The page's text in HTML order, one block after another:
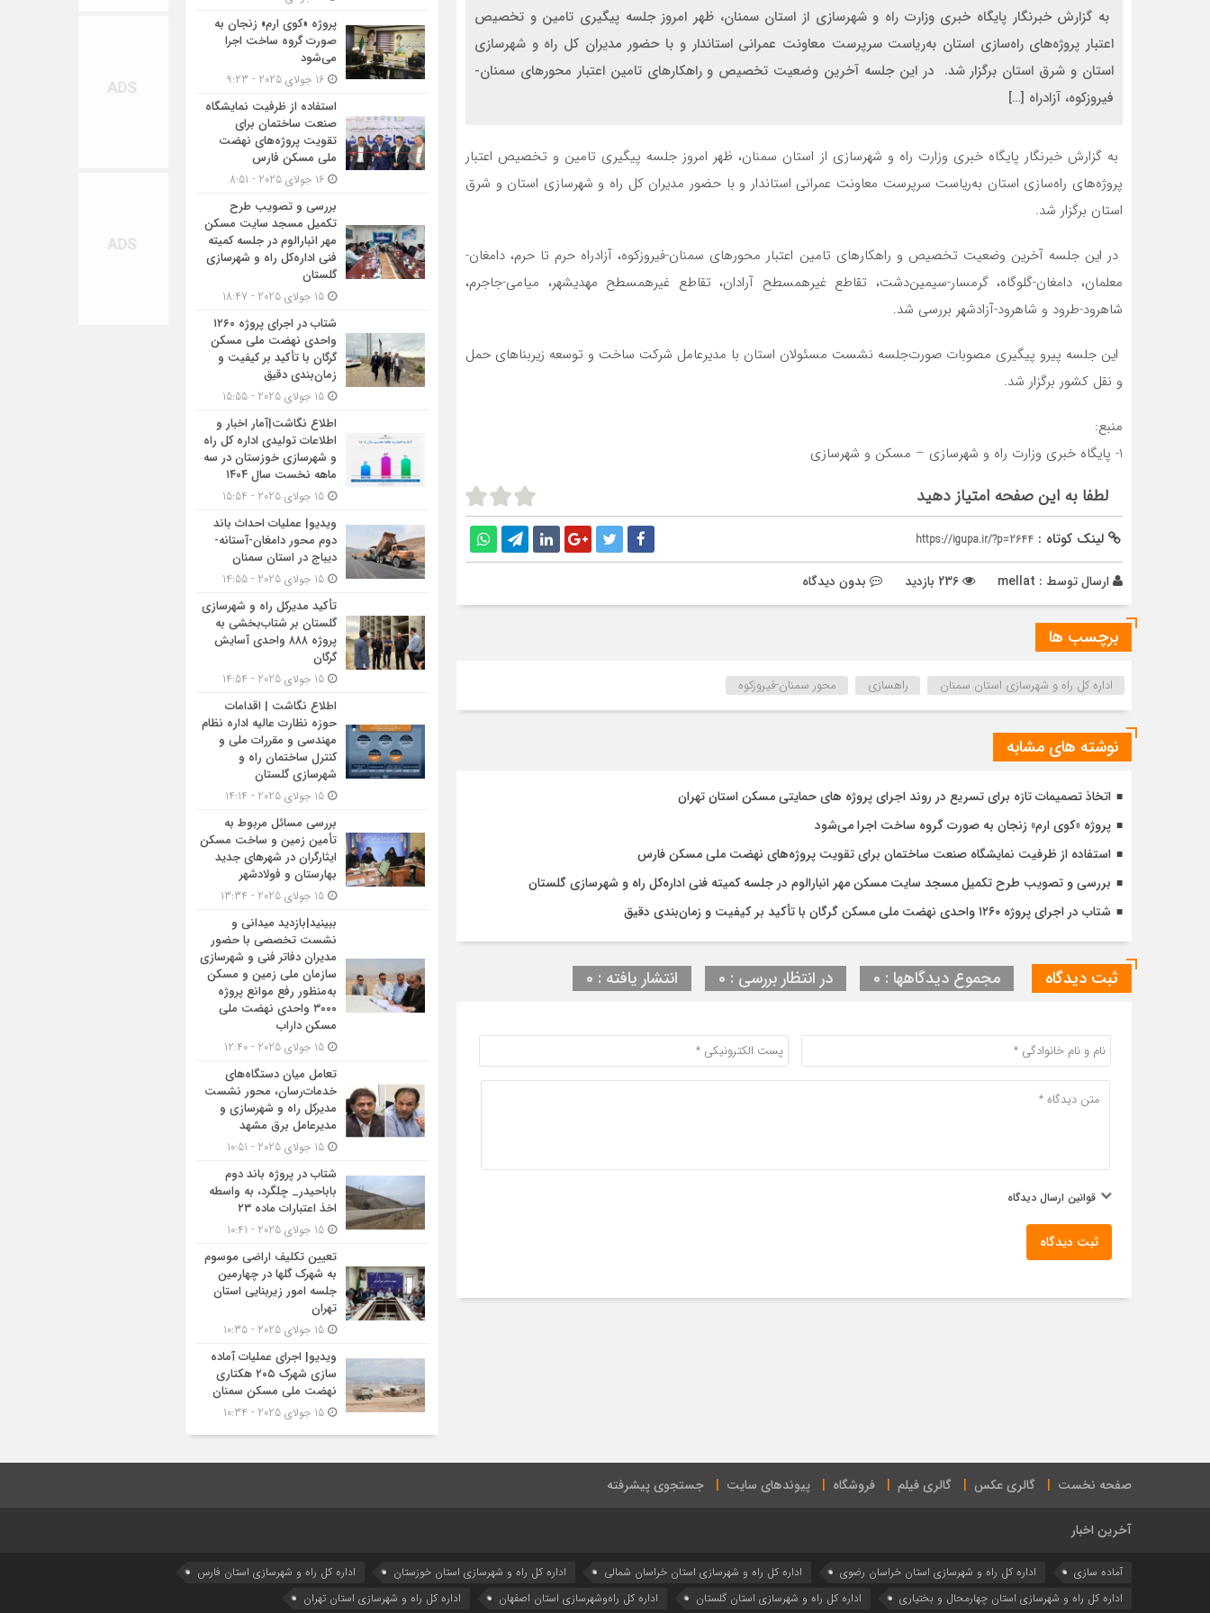
به گزارش خبرنگار پایگاه خبری وزارت راه و شهرسازی از استان سمنان، ظهر امروز جلسه پیگیری تامین و تخصیص
اعتبار پروژه‌های راه‌سازی استان به‌ریاست سرپرست معاونت عمرانی استاندار و با حضور مدیران کل راه و شهرسازی
استان و شرق استان برگزار شد. در این جلسه آخرین وضعیت تخصیص و راهکارهای تامین اعتبار محورهای سمنان-
فیروزکوه، آزادراه […]
به گزارش خبرنگار پایگاه خبری وزارت راه و شهرسازی از استان سمنان، ظهر امروز جلسه پیگیری تامین و تخصیص اعتبار
پروژه‌های راه‌سازی استان به‌ریاست سرپرست معاونت عمرانی استاندار و با حضور مدیران کل راه و شهرسازی استان و شرق
استان برگزار شد.
در این جلسه آخرین وضعیت تخصیص و راهکارهای تامین اعتبار محورهای سمنان-فیروزکوه، آزادراه حرم تا حرم، دامغان-
معلمان، دامغان-گلوگاه، گرمسار-سیمین‌دشت، تقاطع غیرهمسطح آرادان، تقاطع غیرهمسطح مهدیشهر، میامی-جاجرم،
شاهرود-طرود و شاهرود-آزادشهر بررسی شد.
این جلسه پیرو پیگیری مصوبات صورت‌جلسه نشست مسئولان استان با مدیرعامل شرکت ساخت و توسعه زیربناهای حمل
و نقل کشور برگزار شد.
منبع:
1- پایگاه خبری وزارت راه و شهرسازی – مسکن و شهرسازی
لطفا به این صفحه امتیاز دهید
لینک کوتاه : https://igupa.ir/?p=2644
ارسال توسط : mellat بدون دیدگاه
برچسب ها
اداره کل راه و شهرسازی استان سمنان راهسازی محور سمنان-فیروزکوه
نوشته های مشابه
اتخاذ تصمیمات تازه برای تسریع در روند اجرای پروژه های حمایتی مسکن استان تهران
پروژه «کوی ارم» زنجان به صورت گروه ساخت اجرا می‌شود
استفاده از ظرفیت نمایشگاه صنعت ساختمان برای تقویت پروژه‌های نهضت ملی مسکن فارس
بررسی و تصویب طرح تکمیل مسجد سایت مسکن مهر انبارالوم در جلسه کمیته فنی اداره‌کل راه و شهرسازی گلستان
شتاب در اجرای پروژه ۱۲۶۰ واحدی نهضت ملی مسکن گرگان با تأکید بر کیفیت و زمان‌بندی دقیق
ثبت دیدگاه مجموع دیدگاهها : 0 در انتظار بررسی : 0 انتشار یافته : 0
قوانین ارسال دیدگاه
ثبت دیدگاه
پروژه «کوی ارم» زنجان به
صورت گروه ساخت اجرا
می‌شود
استفاده از ظرفیت نمایشگاه
صنعت ساختمان برای
تقویت پروژه‌های نهضت
ملی مسکن فارس
بررسی و تصویب طرح
تکمیل مسجد سایت مسکن
مهر انبارالوم در جلسه کمیته
فنی اداره‌کل راه و شهرسازی
گلستان
شتاب در اجرای پروژه ۱۲۶۰
واحدی نهضت ملی مسکن
گرگان با تأکید بر کیفیت و
زمان‌بندی دقیق
اطلاع نگاشت|آمار اخبار و
اطلاعات تولیدی اداره کل راه
و شهرسازی خوزستان در سه
ماهه نخست سال ۱۴۰۴
ویدیو| عملیات احداث باند
دوم محور دامغان-آستانه-
دیباج در استان سمنان
تأکید مدیرکل راه و شهرسازی
گلستان بر شتاب‌بخشی به
پروژه ۸۸۸ واحدی آسایش
گرگان
اطلاع نگاشت | اقدامات
حوزه نظارت عالیه اداره نظام
مهندسی و مقررات ملی و
کنترل ساختمان راه و
شهرسازی گلستان
بررسی مسائل مربوط به
تأمین زمین و ساخت مسکن
ایثارگران در شهرهای جدید
بهارستان و فولادشهر
ببینید|بازدید میدانی و
نشست تخصصی با حضور
مدیران دفاتر فنی و شهرسازی
سازمان ملی زمین و مسکن
به‌منظور رفع موانع پروژه
۳۰۰۰ واحدی نهضت ملی
مسکن داراب
تعامل میان دستگاه‌های
خدمات‌رسان، محور نشست
مدیرکل راه و شهرسازی و
مدیرعامل برق مشهد
شتاب در پروژه باند دوم
باباحیدر_ چلگرد، به واسطه
اخذ اعتبارات ماده ۲۳
تعیین تکلیف اراضی موسوم
به شهرک گلها در چهارمین
جلسه امور زیربنایی استان
تهران
ویدیو| اجرای عملیات آماده
سازی شهرک ۲۰۵ هکتاری
نهضت ملی مسکن سمنان
صفحه نخست گالری عکس گالری فیلم فروشگاه پیوندهای سایت جستجوی پیشرفته
آخرین اخبار
آماده سازی اداره كل راه و شهرسازي استان خراسان رضوي اداره كل راه و شهرسازي استان خراسان شمالي اداره كل راه و شهرسازي استان خوزستان
اداره كل راه و شهرسازي استان فارس
اداره كل راه و شهرسازي استان چهارمحال و بختياري
اداره كل راه و شهرسازي استان گلستان اداره كل راه‌و‌شهرسازي استان اصفهان اداره کل راه و شهرسازی استان تهران